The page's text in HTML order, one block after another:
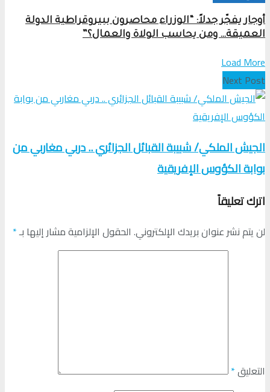
أوجار يفجّر جدلاً: “الوزراء محاصرون ببيروقراطية الدولة
العميقة… ومن يحاسب الولاة والعمال؟”
Load More
Next Post
الجيش الملكي/ شبيبة القبائل الجزائري .. دربي مغاربي من
بوابة الكؤوس الإفريقية
اترك تعليقاً
لن يتم نشر عنوان بريدك الإلكتروني. الحقول الإلزامية مشار إليها بـ*
التعليق*